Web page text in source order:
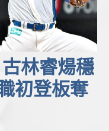
林睿煬穩
初登板奪